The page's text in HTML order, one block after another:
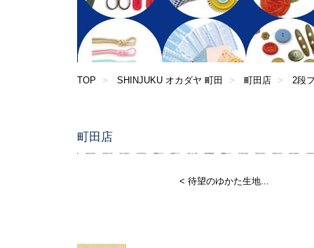
TOP SHINJUKU オカダヤ 町田 町田店 2段
町田店
< 待望のゆかた生地...